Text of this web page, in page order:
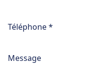
Téléphone *
Message